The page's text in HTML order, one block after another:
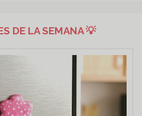
DE LA SEMANA 💡